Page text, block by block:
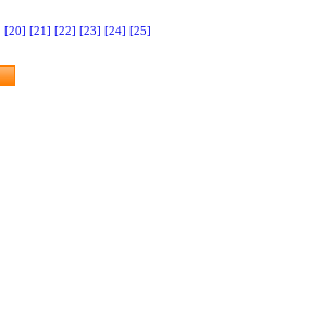
[20] [21] [22] [23] [24] [25]